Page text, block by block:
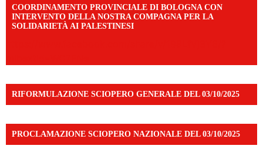
COORDINAMENTO PROVINCIALE DI BOLOGNA CON
INTERVENTO DELLA NOSTRA COMPAGNA PER LA
SOLIDARIETÀ AI PALESTINESI
RIFORMULAZIONE SCIOPERO GENERALE DEL 03/10/2025
PROCLAMAZIONE SCIOPERO NAZIONALE DEL 03/10/2025